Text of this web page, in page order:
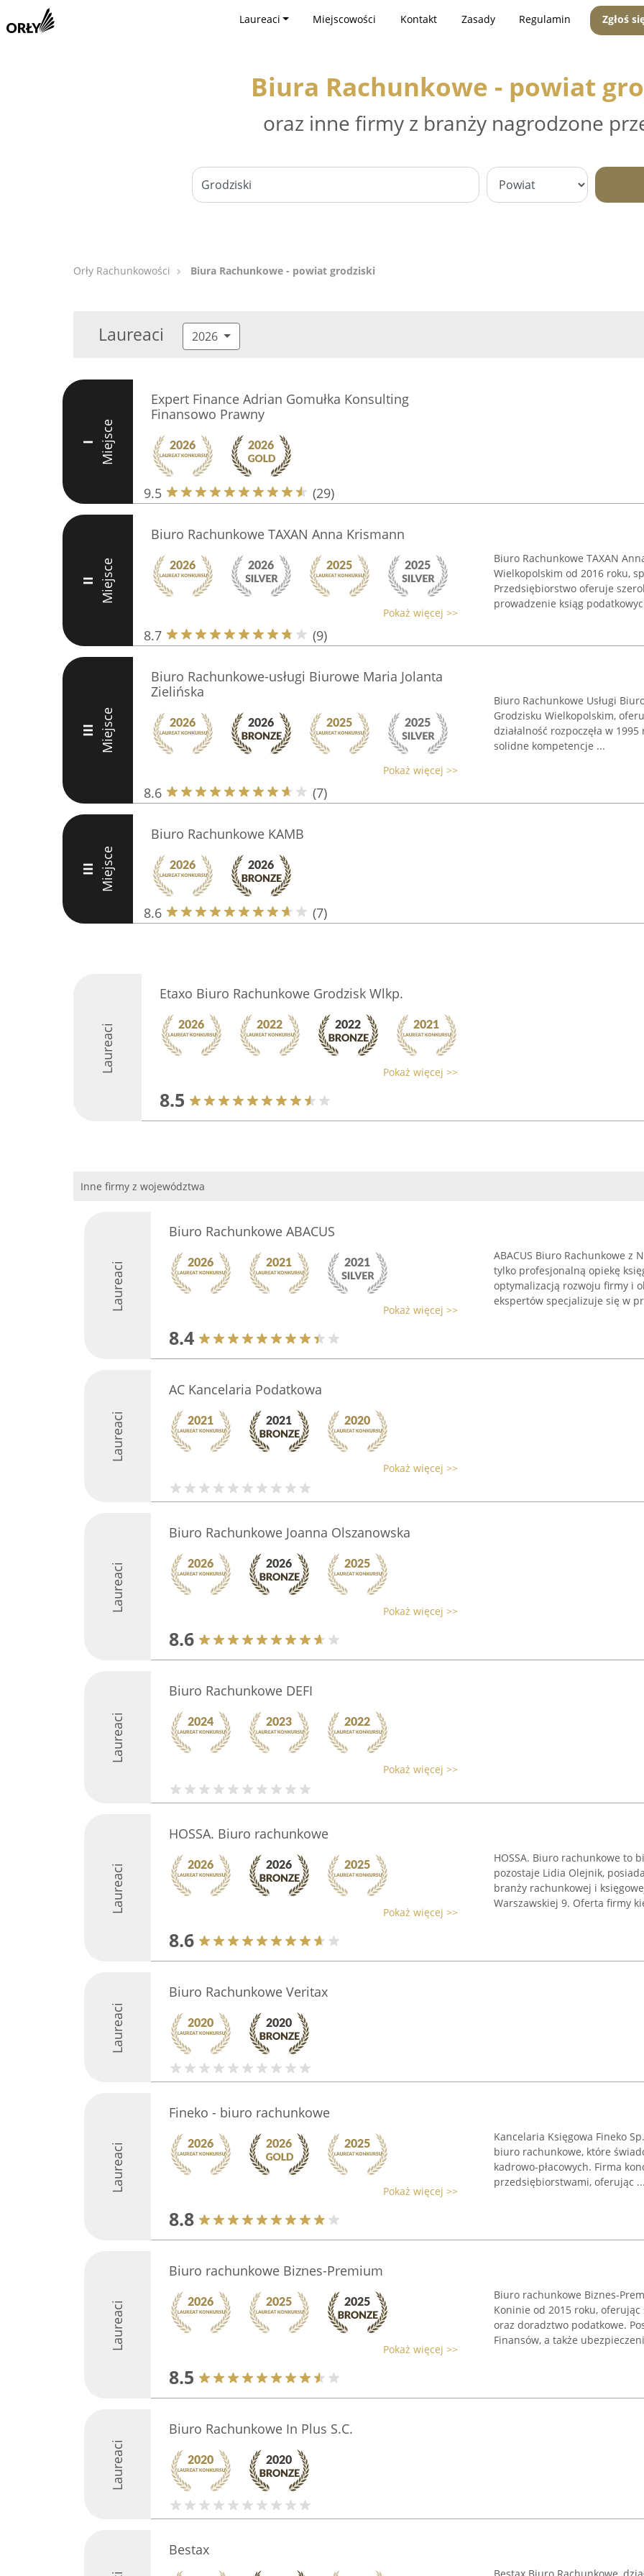
Laureaci Miejscowości Kontakt Zasady Regulamin Zgłoś
Biura Rachunkowe - powiat
oraz inne firmy z branży nagrodzone
Orły Rachunkowości Biura Rachunkowe - powiat grodziski
Laureaci 2026
I Miejsce
Expert Finance Adrian Gomułka Konsulting
Finansowo Prawny
9.5 (29)
II Miejsce
Biuro Rachunkowe TAXAN Anna Krismann
Pokaż więcej >>
8.7 (9)
Biuro Rachunkowe TAXAN
Wielkopolskim od 2016 roku,
Przedsiębiorstwo oferuje
prowadzenie ksiąg
III Miejsce
Biuro Rachunkowe-usługi Biurowe Maria Jolanta
Zielińska
Pokaż więcej >>
8.6 (7)
Biuro Rachunkowe Usługi
Grodzisku Wielkopolskim,
działalność rozpoczęła w
solidne kompetencje ...
III Miejsce
Biuro Rachunkowe KAMB
8.6 (7)
Laureaci
Etaxo Biuro Rachunkowe Grodzisk Wlkp.
Pokaż więcej >>
8.5
Inne firmy z województwa
Laureaci
Biuro Rachunkowe ABACUS
Pokaż więcej >>
8.4
ABACUS Biuro Rachunkowe z
tylko profesjonalną opiekę
optymalizacją rozwoju firmy i
ekspertów specjalizuje się w
Laureaci
AC Kancelaria Podatkowa
Pokaż więcej >>
Laureaci
Biuro Rachunkowe Joanna Olszanowska
Pokaż więcej >>
8.6
Laureaci
Biuro Rachunkowe DEFI
Pokaż więcej >>
Laureaci
HOSSA. Biuro rachunkowe
Pokaż więcej >>
8.6
HOSSA. Biuro rachunkowe to
pozostaje Lidia Olejnik,
branży rachunkowej i
Warszawskiej 9. Oferta firmy
Laureaci
Biuro Rachunkowe Veritax
Laureaci
Fineko - biuro rachunkowe
Pokaż więcej >>
8.8
Kancelaria Księgowa Fineko
biuro rachunkowe, które
kadrowo-płacowych. Firma
przedsiębiorstwami, oferując ...
Laureaci
Biuro rachunkowe Biznes-Premium
Pokaż więcej >>
8.5
Biuro rachunkowe Biznes-
Koninie od 2015 roku, oferując
oraz doradztwo podatkowe.
Finansów, a także
Laureaci
Biuro Rachunkowe In Plus S.C.
Bestax